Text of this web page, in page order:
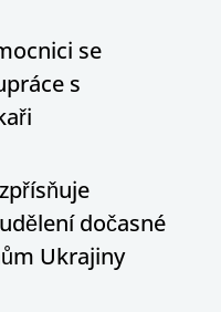
se
s
dočasné
Ukrajiny